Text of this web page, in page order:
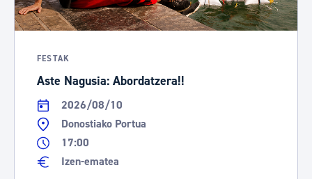
FESTAK
Aste Nagusia: Abordatzera!!
2026/08/10
Donostiako Portua
17:00
Izen-ematea